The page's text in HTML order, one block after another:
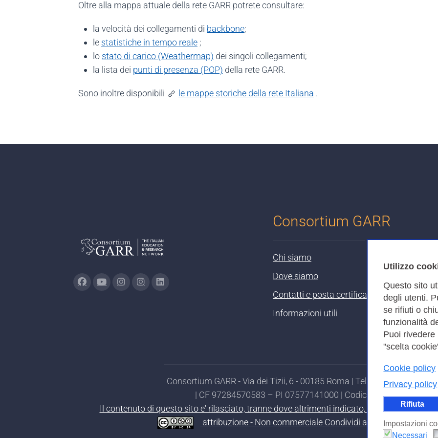
Utilizzo
Questo sito
degli utenti.
se rifiuti o
funzionalità
Puoi
"scelta
Cookie policy
Privacy policy
Rifiuta
Impostazioni
Necessari
Oltre alla mappa attuale della rete GARR potrete consultare:
la velocità dei collegamenti di backbone;
le statistiche in tempo reale ;
lo stato di carico (Weathermap) dei singoli collegamenti;
la lista dei punti di presenza (POP) della rete GARR.
Sono inoltre disponibili le mappe storiche della rete Italiana .
Consortium GARR
Chi siamo
Dove siamo
Contatti e posta certificata
Informazioni utili
Consortium GARR - Via dei Tizii, 6 - 00185 Roma | Tel. 0649622000 -
| CF 97284570583 – PI 07577141000 | Codice Destinatario
Il contenuto di questo sito e' rilasciato, tranne dove altrimenti indicato, secondo i termini
attribuzione - Non commerciale Condividi allo stesso modo